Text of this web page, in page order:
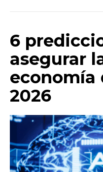
6
asegurar
economía
2026